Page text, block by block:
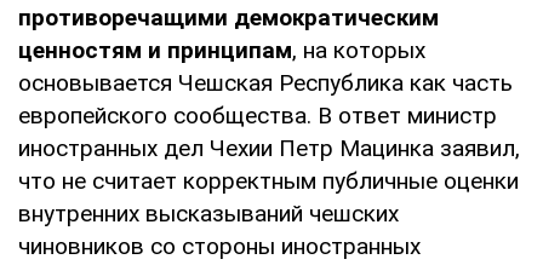
противоречащими демократическим
ценностям и принципам, на которых
основывается Чешская Республика как часть
европейского сообщества. В ответ министр
иностранных дел Чехии Петр Мацинка заявил,
что не считает корректным публичные оценки
внутренних высказываний чешских
чиновников со стороны иностранных